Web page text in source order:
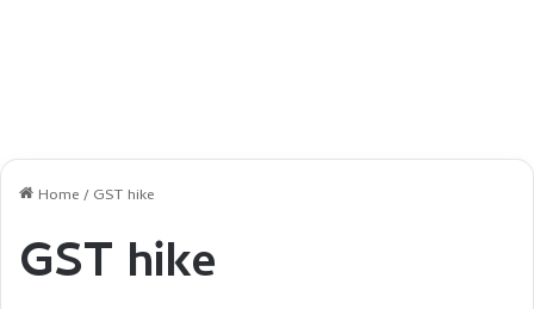
Home/GST hike
GST hike